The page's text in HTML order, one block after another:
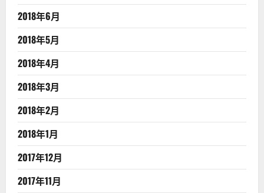
2018年6月
2018年5月
2018年4月
2018年3月
2018年2月
2018年1月
2017年12月
2017年11月